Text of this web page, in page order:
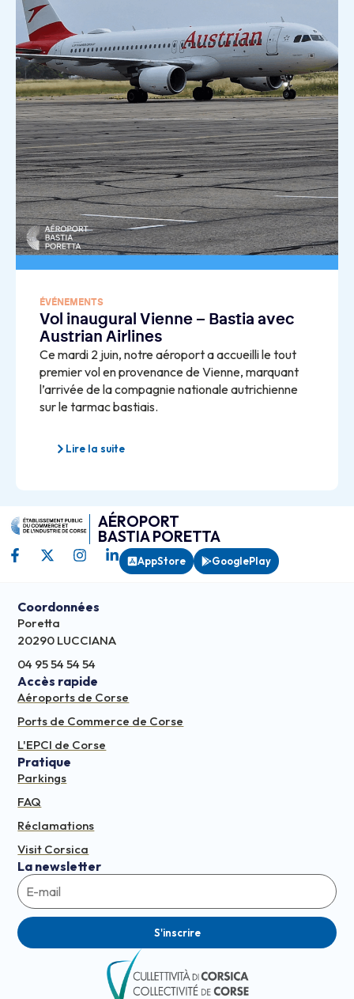
ÉVÉNEMENTS
Vol inaugural Vienne – Bastia avec
Austrian Airlines
Ce mardi 2 juin, notre aéroport a accueilli le tout
premier vol en provenance de Vienne, marquant
l’arrivée de la compagnie nationale autrichienne
sur le tarmac bastiais.
Lire la suite
AÉROPORT
BASTIA PORETTA
AppStore GooglePlay
Coordonnées
Poretta
20290 LUCCIANA
04 95 54 54 54
Accès rapide
Aéroports de Corse
Ports de Commerce de Corse
L'EPCI de Corse
Pratique
Parkings
FAQ
Réclamations
Visit Corsica
La newsletter
S'inscrire